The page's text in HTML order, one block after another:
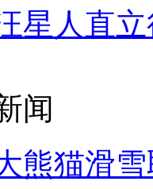
星人直立
闻
熊猫滑